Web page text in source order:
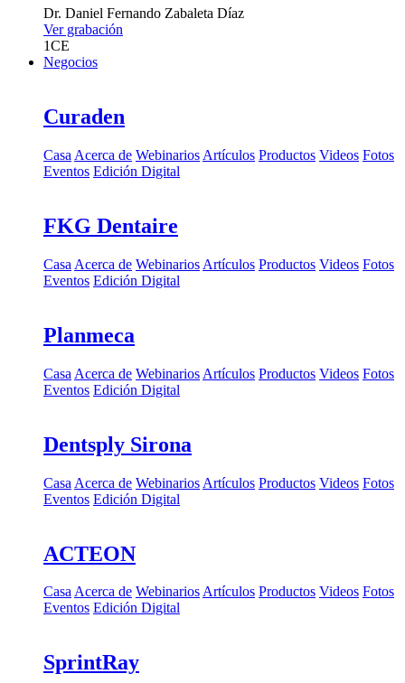
Dr. Daniel Fernando Zabaleta Díaz
Ver grabación
1CE
Negocios
Curaden
Casa Acerca de Webinarios Artículos Productos Videos Fotos
Eventos Edición Digital
FKG Dentaire
Casa Acerca de Webinarios Artículos Productos Videos Fotos
Eventos Edición Digital
Planmeca
Casa Acerca de Webinarios Artículos Productos Videos Fotos
Eventos Edición Digital
Dentsply Sirona
Casa Acerca de Webinarios Artículos Productos Videos Fotos
Eventos Edición Digital
ACTEON
CasaAcerca de WebinariosArtículos Productos Videos Fotos
Eventos Edición Digital
SprintRay